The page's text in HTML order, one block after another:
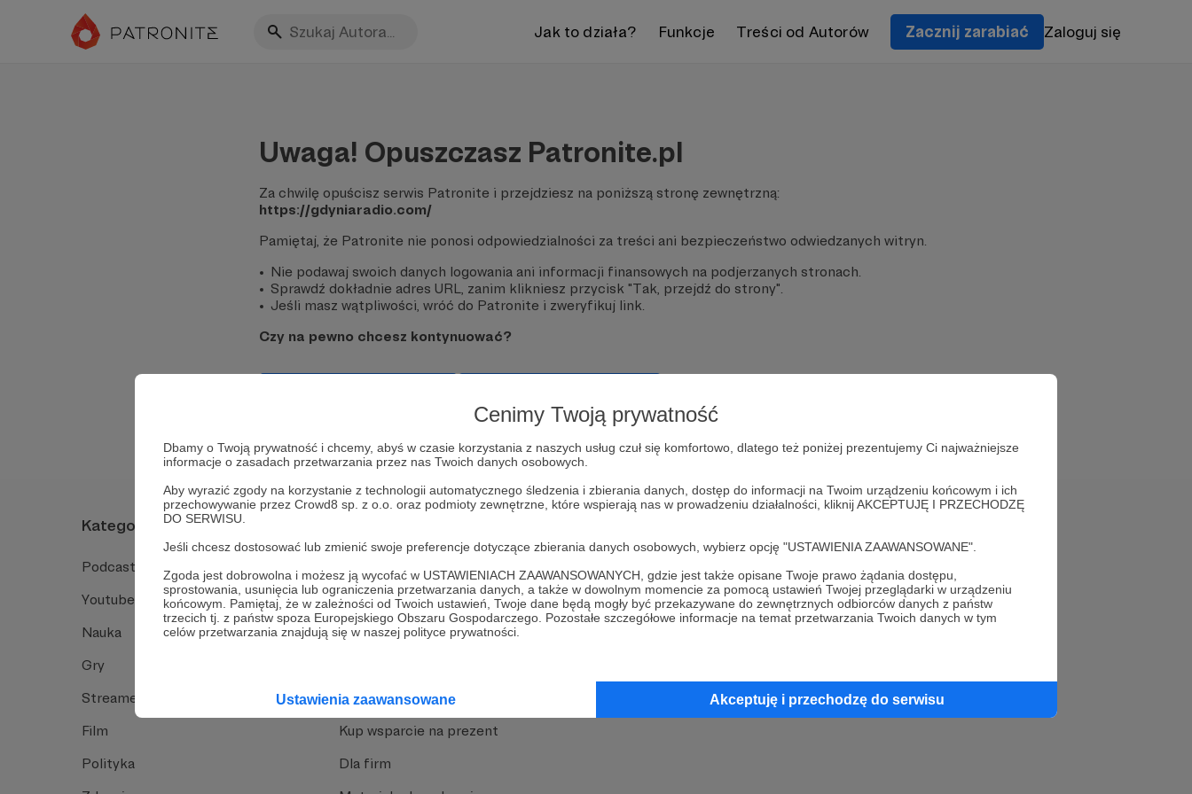
Cenimy Twoją prywatność
Dbamy o Twoją prywatność i chcemy, abyś w czasie korzystania z naszych usług czuł się komfortowo, dlatego też poniżej prezentujemy Ci najważniejsze
informacje o zasadach przetwarzania przez nas Twoich danych osobowych.
Aby wyrazić zgody na korzystanie z technologii automatycznego śledzenia i zbierania danych, dostęp do informacji na Twoim urządzeniu końcowym i ich
przechowywanie przez Crowd8 sp. z o.o. oraz podmioty zewnętrzne, które wspierają nas w prowadzeniu działalności, kliknij AKCEPTUJĘ I PRZECHODZĘ
DO SERWISU.
Jeśli chcesz dostosować lub zmienić swoje preferencje dotyczące zbierania danych osobowych, wybierz opcję "USTAWIENIA ZAAWANSOWANE".
Zgoda jest dobrowolna i możesz ją wycofać w USTAWIENIACH ZAAWANSOWANYCH, gdzie jest także opisane Twoje prawo żądania dostępu,
sprostowania, usunięcia lub ograniczenia przetwarzania danych, a także w dowolnym momencie za pomocą ustawień Twojej przeglądarki w urządzeniu
końcowym. Pamiętaj, że w zależności od Twoich ustawień, Twoje dane będą mogły być przekazywane do zewnętrznych odbiorców danych z państw
trzecich tj. z państw spoza Europejskiego Obszaru Gospodarczego. Pozostałe szczegółowe informacje na temat przetwarzania Twoich danych w tym
celów przetwarzania znajdują się w naszej polityce prywatności.
Ustawienia zaawansowane Akceptuję i przechodzę do serwisu
Jak to działa? Funkcje Treści od Autorów Zacznij zarabiać Zaloguj się
Uwaga! Opuszczasz Patronite.pl
Za chwilę opuścisz serwis Patronite i przejdziesz na poniższą stronę zewnętrzną:
https://gdyniaradio.com/
Pamiętaj, że Patronite nie ponosi odpowiedzialności za treści ani bezpieczeństwo odwiedzanych witryn.
Nie podawaj swoich danych logowania ani informacji finansowych na podjerzanych stronach.
Sprawdź dokładnie adres URL, zanim klikniesz przycisk "Tak, przejdź do strony".
Jeśli masz wątpliwości, wróć do Patronite i zweryfikuj link.
Czy na pewno chcesz kontynuować?
Kategorie
Podcast
Youtube
Nauka
Gry
Streamerzy
Film
Polityka
Jak to działa
Funkcje Patronite
Dlaczego Patronite?
Opinie Twórców
Kup wsparcie na prezent
Dla firm
MCN Patronite
Suppi.pl
FAQ
Kontakt z zespołem Patronite